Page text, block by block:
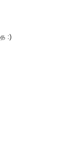
:)